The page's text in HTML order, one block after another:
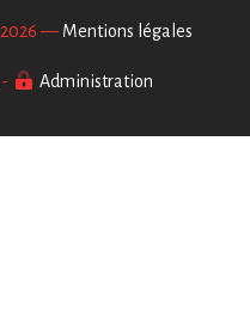
2026 — Mentions légales
- Administration